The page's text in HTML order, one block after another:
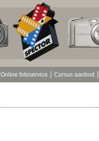
Online fotoservice Cursus aanbod